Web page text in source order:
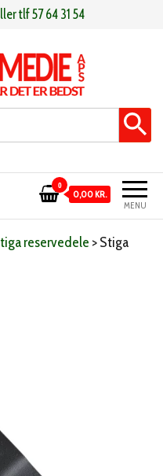
tlf 57 64 31 54
når det er bedst
MENU
0
0,00 KR.
reservedele >Stiga